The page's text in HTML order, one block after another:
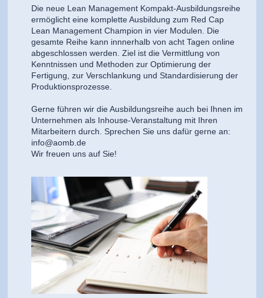
Die neue Lean Management Kompakt-Ausbildungsreihe
ermöglicht eine komplette Ausbildung zum Red Cap
Lean Management Champion in vier Modulen. Die
gesamte Reihe kann innnerhalb von acht Tagen online
abgeschlossen werden. Ziel ist die Vermittlung von
Kenntnissen und Methoden zur Optimierung der
Fertigung, zur Verschlankung und Standardisierung der
Produktionsprozesse.
Gerne führen wir die Ausbildungsreihe auch bei Ihnen im
Unternehmen als Inhouse-Veranstaltung mit Ihren
Mitarbeitern durch. Sprechen Sie uns dafür gerne an:
info@aomb.de
Wir freuen uns auf Sie!